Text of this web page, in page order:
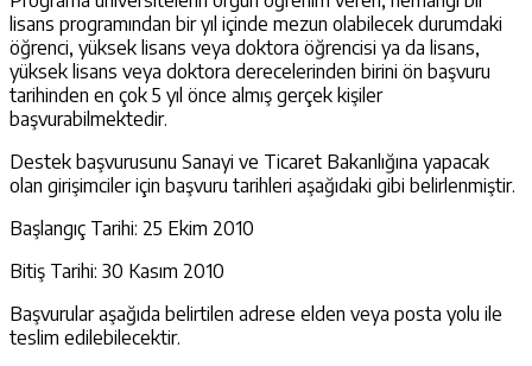
lisans programından bir yıl içinde mezun olabilecek durumdaki
öğrenci, yüksek lisans veya doktora öğrencisi ya da lisans,
yüksek lisans veya doktora derecelerinden birini ön başvuru
tarihinden en çok 5 yıl önce almış gerçek kişiler
başvurabilmektedir.
Destek başvurusunu Sanayi ve Ticaret Bakanlığına yapacak
olan girişimciler için başvuru tarihleri aşağıdaki gibi belirlenmiştir.
Başlangıç Tarihi: 25 Ekim 2010
Bitiş Tarihi: 30 Kasım 2010
Başvurular aşağıda belirtilen adrese elden veya posta yolu ile
teslim edilebilecektir.